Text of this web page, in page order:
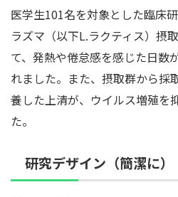
医学生101名を対象とした臨床
ラズマ（以下L.ラクティス）摂
て、発熱や倦怠感を感じた日数
れました。また、摂取群から採
養した上清が、ウイルス増殖を
た。
研究デザイン（簡潔に）